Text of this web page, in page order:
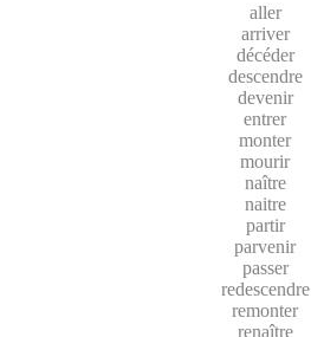
aller
arriver
décéder
descendre
devenir
entrer
monter
mourir
naître
naitre
partir
parvenir
passer
redescendre
remonter
renaître